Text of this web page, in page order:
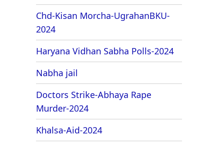
Chd-Kisan Morcha-UgrahanBKU-
2024
Haryana Vidhan Sabha Polls-2024
Nabha jail
Doctors Strike-Abhaya Rape
Murder-2024
Khalsa-Aid-2024